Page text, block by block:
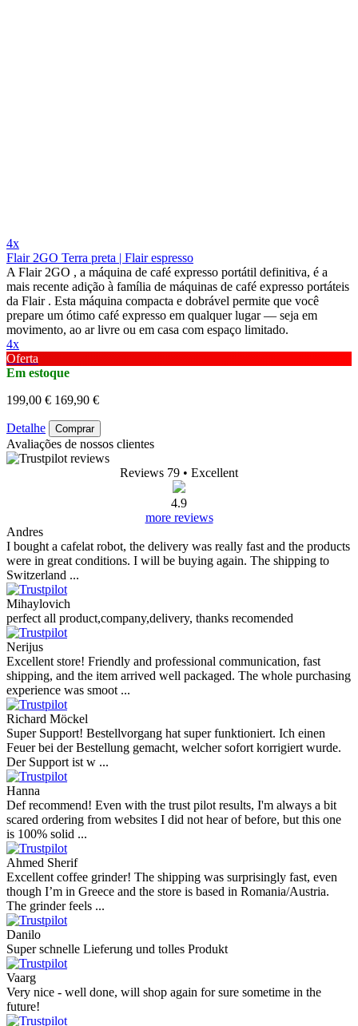
4x
Flair 2GO Terra preta | Flair espresso
A Flair 2GO , a máquina de café expresso portátil definitiva, é a
mais recente adição à família de máquinas de café expresso portáteis
da Flair . Esta máquina compacta e dobrável permite que você
prepare um ótimo café expresso em qualquer lugar — seja em
movimento, ao ar livre ou em casa com espaço limitado.
4x
Oferta
Em estoque
199,00 € 169,90 €
Detalhe Comprar
Avaliações de nossos clientes
Reviews 79 • Excellent
4.9
more reviews
Andres
I bought a cafelat robot, the delivery was really fast and the products
were in great conditions. I will be buying again. The shipping to
Switzerland ...
Mihaylovich
perfect all product,company,delivery, thanks recomended
Nerijus
Excellent store! Friendly and professional communication, fast
shipping, and the item arrived well packaged. The whole purchasing
experience was smoot ...
Richard Möckel
Super Support! Bestellvorgang hat super funktioniert. Ich einen
Feuer bei der Bestellung gemacht, welcher sofort korrigiert wurde.
Der Support ist w ...
Hanna
Def recommend! Even with the trust pilot results, I'm always a bit
scared ordering from websites I did not hear of before, but this one
is 100% solid ...
Ahmed Sherif
Excellent coffee grinder! The shipping was surprisingly fast, even
though I’m in Greece and the store is based in Romania/Austria.
The grinder feels ...
Danilo
Super schnelle Lieferung und tolles Produkt
Vaarg
Very nice - well done, will shop again for sure sometime in the
future!